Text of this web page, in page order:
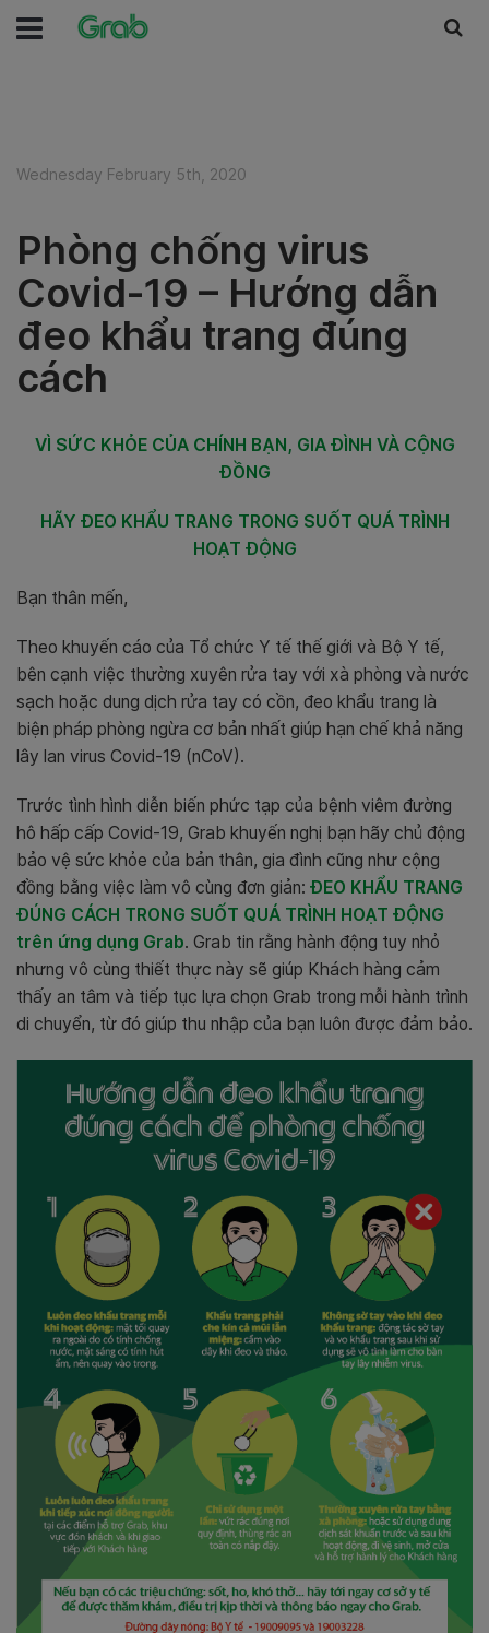
Wednesday February 5th, 2020
Phòng chống virus
Covid-19 – Hướng dẫn
đeo khẩu trang đúng
cách
VÌ SỨC KHỎE CỦA CHÍNH BẠN, GIA ĐÌNH VÀ CỘNG
ĐỒNG
HÃY ĐEO KHẨU TRANG TRONG SUỐT QUÁ TRÌNH
HOẠT ĐỘNG
Bạn thân mến,
Theo khuyến cáo của Tổ chức Y tế thế giới và Bộ Y tế,
bên cạnh việc thường xuyên rửa tay với xà phòng và nước
sạch hoặc dung dịch rửa tay có cồn, đeo khẩu trang là
biện pháp phòng ngừa cơ bản nhất giúp hạn chế khả năng
lây lan virus Covid-19 (nCoV).
Trước tình hình diễn biến phức tạp của bệnh viêm đường
hô hấp cấp Covid-19, Grab khuyến nghị bạn hãy chủ động
bảo vệ sức khỏe của bản thân, gia đình cũng như cộng
đồng bằng việc làm vô cùng đơn giản: ĐEO KHẨU TRANG
ĐÚNG CÁCH TRONG SUỐT QUÁ TRÌNH HOẠT ĐỘNG
trên ứng dụng Grab. Grab tin rằng hành động tuy nhỏ
nhưng vô cùng thiết thực này sẽ giúp Khách hàng cảm
thấy an tâm và tiếp tục lựa chọn Grab trong mỗi hành trình
di chuyển, từ đó giúp thu nhập của bạn luôn được đảm bảo.